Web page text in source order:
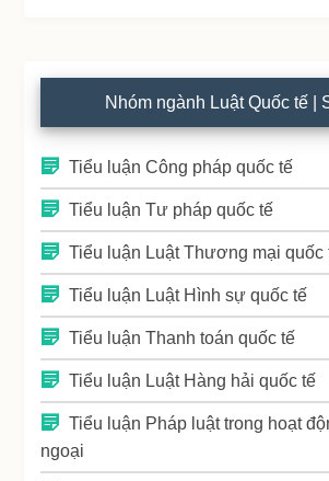
Nhóm ngành Luật Quốc tế |
Tiểu luận Công pháp quốc tế
Tiểu luận Tư pháp quốc tế
Tiểu luận Luật Thương mại quốc
Tiểu luận Luật Hình sự quốc tế
Tiểu luận Thanh toán quốc tế
Tiểu luận Luật Hàng hải quốc tế
Tiểu luận Pháp luật trong hoạt
ngoại